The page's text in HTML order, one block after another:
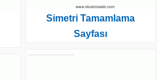
Simetri Tamamlama
Sayfası